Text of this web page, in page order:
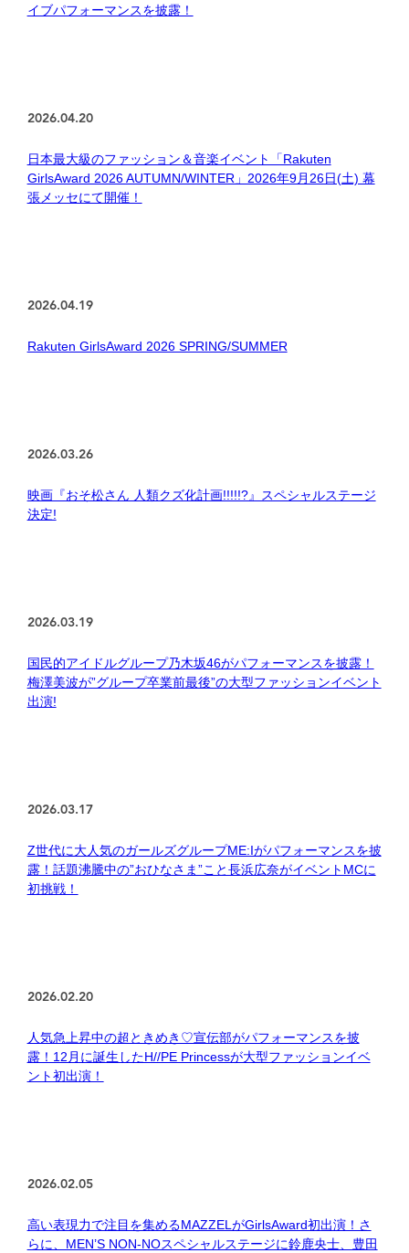
イブパフォーマンスを披露！
2026.04.20
日本最大級のファッション＆音楽イベント「Rakuten
GirlsAward 2026 AUTUMN/WINTER」2026年9月26日(土) 幕
張メッセにて開催！
2026.04.19
Rakuten GirlsAward 2026 SPRING/SUMMER
2026.03.26
映画『おそ松さん 人類クズ化計画!!!!!?』スペシャルステージ
決定!
2026.03.19
国民的アイドルグループ乃木坂46がパフォーマンスを披露！
梅澤美波が”グループ卒業前最後”の大型ファッションイベント
出演!
2026.03.17
Z世代に大人気のガールズグループME:Iがパフォーマンスを披
露！話題沸騰中の”おひなさま”こと長浜広奈がイベントMCに
初挑戦！
2026.02.20
人気急上昇中の超ときめき♡宣伝部がパフォーマンスを披
露！12月に誕生したH//PE Princessが大型ファッションイベ
ント初出演！
2026.02.05
高い表現力で注目を集めるMAZZELがGirlsAward初出演！さ
らに、MEN’S NON-NOスペシャルステージに鈴鹿央士、豊田